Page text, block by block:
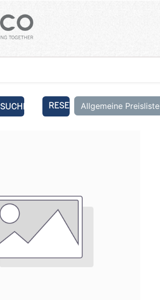
SUCHEN RESET Allgemeine Preisliste